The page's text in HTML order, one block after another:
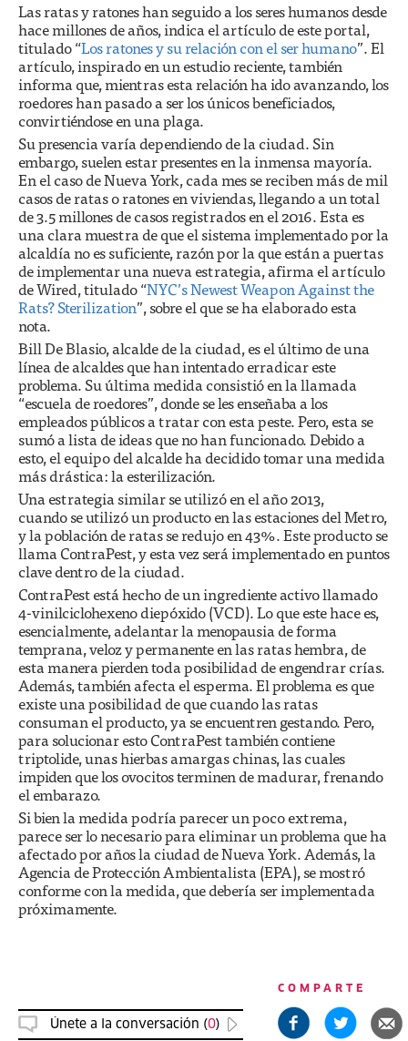
Las ratas y ratones han seguido a los seres humanos desde
hace millones de años, indica el artículo de este portal,
titulado “Los ratones y su relación con el ser humano”. El
artículo, inspirado en un estudio reciente, también
informa que, mientras esta relación ha ido avanzando, los
roedores han pasado a ser los únicos beneficiados,
convirtiéndose en una plaga.
Su presencia varía dependiendo de la ciudad. Sin
embargo, suelen estar presentes en la inmensa mayoría.
En el caso de Nueva York, cada mes se reciben más de mil
casos de ratas o ratones en viviendas, llegando a un total
de 3.5 millones de casos registrados en el 2016. Esta es
una clara muestra de que el sistema implementado por la
alcaldía no es suficiente, razón por la que están a puertas
de implementar una nueva estrategia, afirma el artículo
de Wired, titulado “NYC’s Newest Weapon Against the
Rats? Sterilization”, sobre el que se ha elaborado esta
nota.
Bill De Blasio, alcalde de la ciudad, es el último de una
línea de alcaldes que han intentado erradicar este
problema. Su última medida consistió en la llamada
“escuela de roedores”, donde se les enseñaba a los
empleados públicos a tratar con esta peste. Pero, esta se
sumó a lista de ideas que no han funcionado. Debido a
esto, el equipo del alcalde ha decidido tomar una medida
más drástica: la esterilización.
Una estrategia similar se utilizó en el año 2013,
cuando se utilizó un producto en las estaciones del Metro,
y la población de ratas se redujo en 43%. Este producto se
llama ContraPest, y esta vez será implementado en puntos
clave dentro de la ciudad.
ContraPest está hecho de un ingrediente activo llamado
4-vinilciclohexeno diepóxido (VCD). Lo que este hace es,
esencialmente, adelantar la menopausia de forma
temprana, veloz y permanente en las ratas hembra, de
esta manera pierden toda posibilidad de engendrar crías.
Además, también afecta el esperma. El problema es que
existe una posibilidad de que cuando las ratas
consuman el producto, ya se encuentren gestando. Pero,
para solucionar esto ContraPest también contiene
triptolide, unas hierbas amargas chinas, las cuales
impiden que los ovocitos terminen de madurar, frenando
el embarazo.
Si bien la medida podría parecer un poco extrema,
parece ser lo necesario para eliminar un problema que ha
afectado por años la ciudad de Nueva York. Además, la
Agencia de Protección Ambientalista (EPA), se mostró
conforme con la medida, que debería ser implementada
próximamente.
Únete a la conversación (0)
COMPARTE